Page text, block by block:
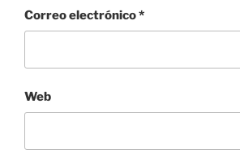
Correo electrónico*
Web